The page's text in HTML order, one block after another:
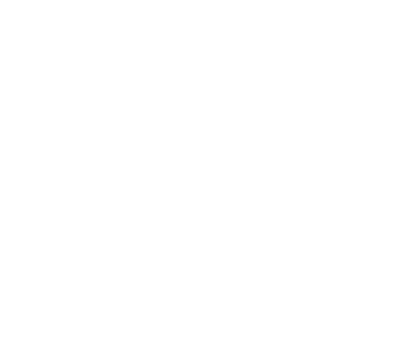
aus
Panettone zu
Gutes Zeug mit langer
Anziehen und sich